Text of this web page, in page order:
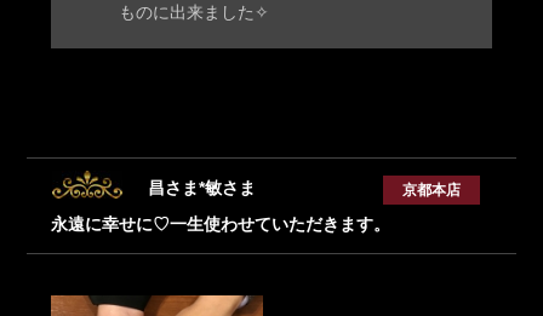
ものに出来ました✧
昌さま*敏さま
永遠に幸せに♡一生使わせていただきます。
京都本店